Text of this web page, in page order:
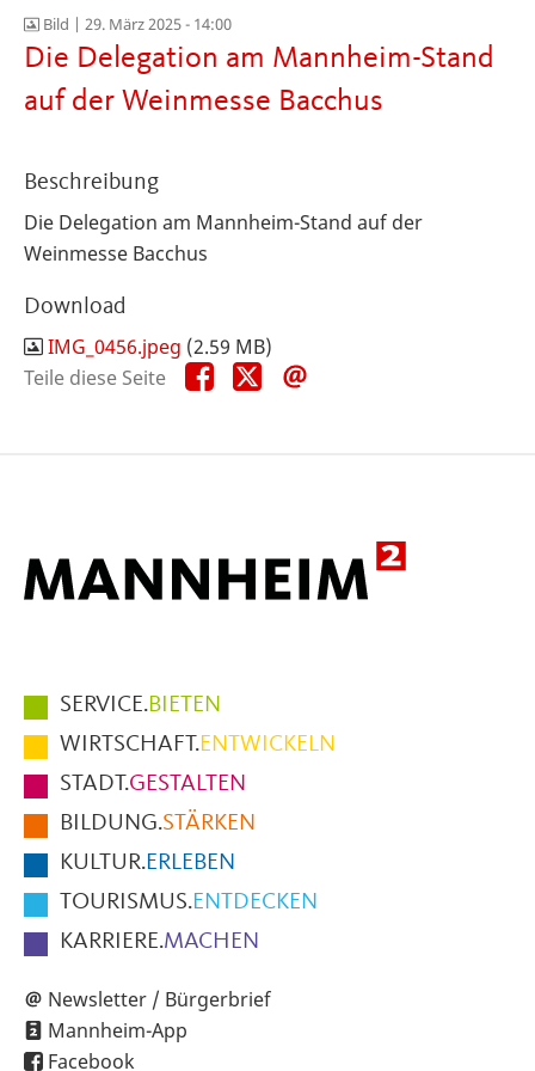
Bild | 29. März 2025 - 14:00
Die Delegation am Mannheim-Stand
auf der Weinmesse Bacchus
Beschreibung
Die Delegation am Mannheim-Stand auf der
Weinmesse Bacchus
Download
IMG_0456.jpeg (2.59 MB)
Teile diese Seite
Teile
diese
Teile
diese
Hauptmenüpunkte
im
Fußbereich
der
Seite
SERVICE.BIETEN
WIRTSCHAFT.ENTWICKELN
STADT.GESTALTEN
BILDUNG.STÄRKEN
KULTUR.ERLEBEN
TOURISMUS.ENTDECKEN
KARRIERE.MACHEN
Newsletter / Bürgerbrief
Mannheim-App
Facebook